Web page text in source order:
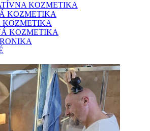
KOZMETIKA
KOZMETIKA
KOZMETIKA
KOZMETIKA